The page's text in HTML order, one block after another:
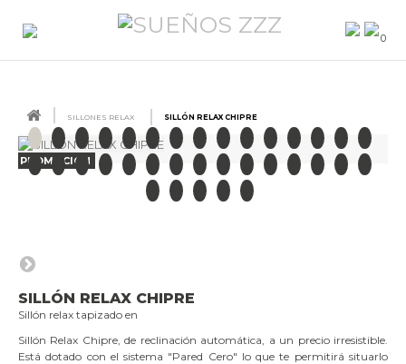
SILLONES RELAX SILLÓN RELAX CHIPRE
PROMOCIÓN
SILLÓN RELAX CHIPRE
Sillón relax tapizado en
Sillón Relax Chipre, de reclinación automática, a un precio irresistible.
Está dotado con el sistema "Pared Cero" lo que te permitirá situarlo
0